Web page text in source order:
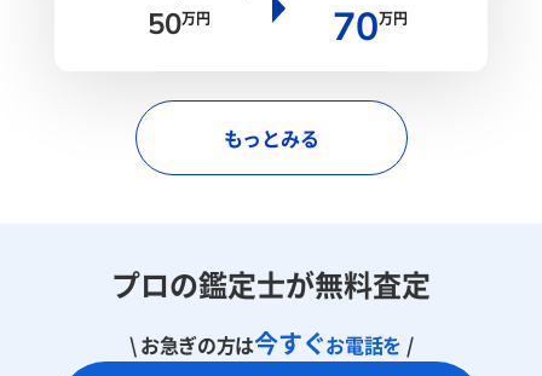
50万円 70万円
もっとみる
プロの鑑定士が無料査定
\ お急ぎの方は今すぐお電話を /